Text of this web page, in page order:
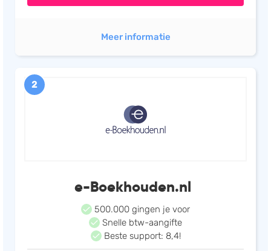
Meer informatie
2
e-Boekhouden.nl
500.000 gingen je voor
Snelle btw-aangifte
Beste support: 8,4!